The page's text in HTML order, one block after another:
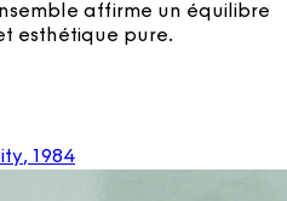
affirme un équilibre
esthétique pure.
, 1984